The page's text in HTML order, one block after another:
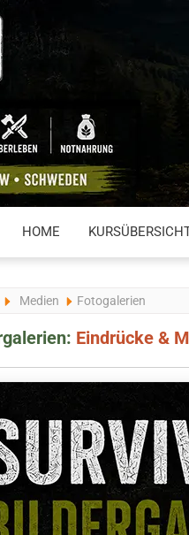
HOME
Medien Fotogalerien
Eindrücke &